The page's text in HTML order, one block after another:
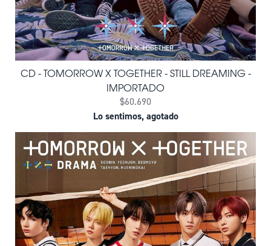
CD - TOMORROW X TOGETHER - STILL DREAMING -
IMPORTADO
$60.690
Lo sentimos, agotado